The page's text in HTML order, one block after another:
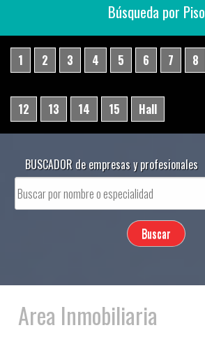
Búsqueda por Piso
1 2 3 4 5 6 7 8
12 13 14 15 Hall
BUSCADOR de empresas y profesionales
Area Inmobiliaria